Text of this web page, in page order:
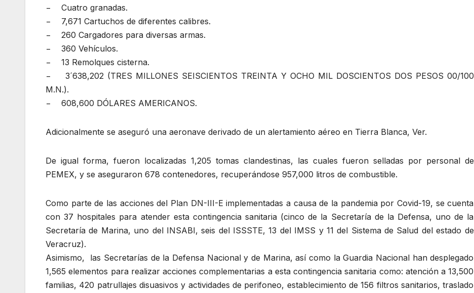
− Cuatro granadas.
− 7,671 Cartuchos de diferentes calibres.
− 260 Cargadores para diversas armas.
− 360 Vehículos.
− 13 Remolques cisterna.
− 3´638,202 (TRES MILLONES SEISCIENTOS TREINTA Y OCHO MIL DOSCIENTOS DOS PESOS 00/100
M.N.).
− 608,600 DÓLARES AMERICANOS.
Adicionalmente se aseguró una aeronave derivado de un alertamiento aéreo en Tierra Blanca, Ver.
De igual forma, fueron localizadas 1,205 tomas clandestinas, las cuales fueron selladas por personal de
PEMEX, y se aseguraron 678 contenedores, recuperándose 957,000 litros de combustible.
Como parte de las acciones del Plan DN-III-E implementadas a causa de la pandemia por Covid-19, se cuenta
con 37 hospitales para atender esta contingencia sanitaria (cinco de la Secretaría de la Defensa, uno de la
Secretaría de Marina, uno del INSABI, seis del ISSSTE, 13 del IMSS y 11 del Sistema de Salud del estado de
Veracruz).
Asimismo, las Secretarías de la Defensa Nacional y de Marina, así como la Guardia Nacional han desplegado
1,565 elementos para realizar acciones complementarias a esta contingencia sanitaria como: atención a 13,500
familias, 420 patrullajes disuasivos y actividades de perifoneo, establecimiento de 156 filtros sanitarios, traslado